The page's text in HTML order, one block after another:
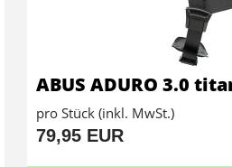
ABUS ADURO 3.0
pro Stück (inkl. MwSt.)
79,95 EUR